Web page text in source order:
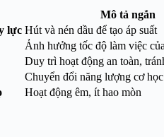
Mô tả ngắn
lực Hút và nén dầu để tạo áp suất
Ảnh hưởng tốc độ làm việc
Duy trì hoạt động an toàn,
Chuyển đổi năng lượng cơ
Hoạt động êm, ít hao mòn